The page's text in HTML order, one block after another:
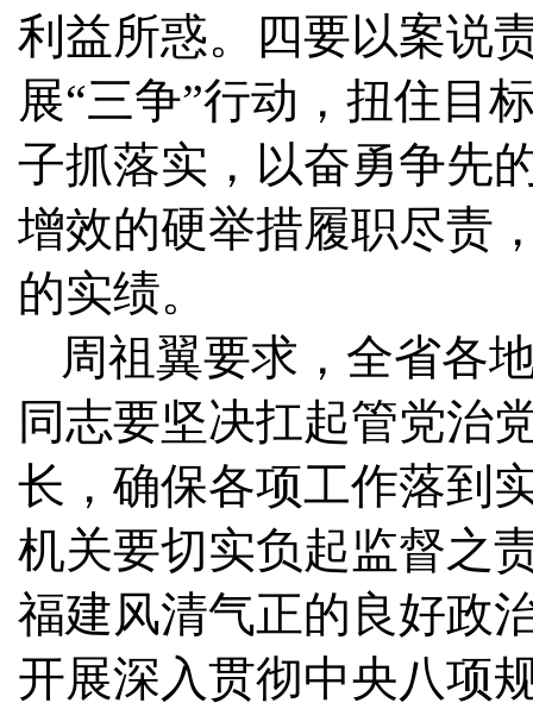
利益所惑。四要以案说
展“三争”行动，扭住目
子抓落实，以奋勇争先
增效的硬举措履职尽责
的实绩。
周祖翼要求，全省各
同志要坚决扛起管党治
长，确保各项工作落到
机关要切实负起监督之
福建风清气正的良好政
开展深入贯彻中央八项